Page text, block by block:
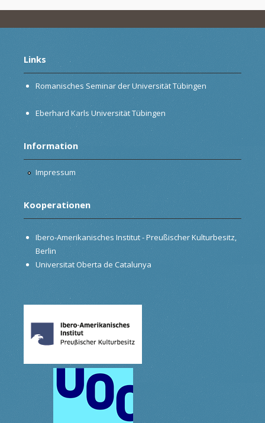
Links
Romanisches Seminar der Universität Tübingen
Eberhard Karls Universität Tübingen
Information
Impressum
Kooperationen
Ibero-Amerikanisches Institut - Preußischer Kulturbesitz,
Berlin
Universitat Oberta de Catalunya